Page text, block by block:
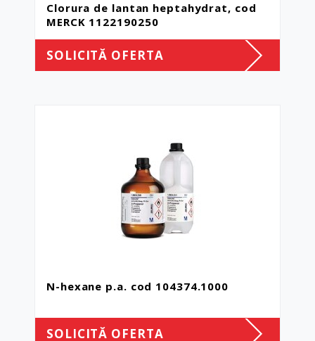
Clorura de lantan heptahydrat, cod
MERCK 1122190250
SOLICITĂ OFERTA
N-hexane p.a. cod 104374.1000
SOLICITĂ OFERTA